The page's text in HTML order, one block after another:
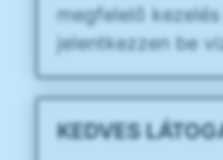
megfelelő
jelentkezzen be
KEDVES